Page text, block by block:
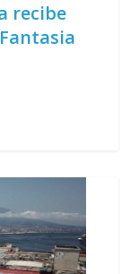
recibe